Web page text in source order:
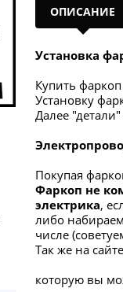
ОПИСАНИЕ
Установка
Купить
Установку
Далее
Покупая
Фаркоп не
электрика,
либо набираем
числе
Так же на
которую вы